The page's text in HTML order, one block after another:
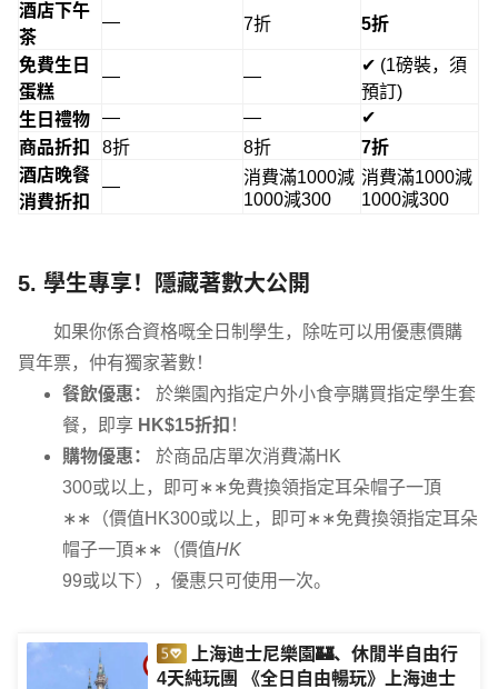
酒店下午
茶
— 7折 5折
免費生日
蛋糕
— —
✔ (1磅裝，須
預訂)
生日禮物
— —
✔
商品折扣
8折 8折
7折
酒店晚餐
消費折扣
— 消費滿1000減
1000減300
消費滿1000減
1000減300
5. 學生專享！隱藏著數大公開
如果你係合資格嘅全日制學生，除咗可以用優惠價購
買年票，仲有獨家著數！
餐飲優惠：
於樂園內指定戶外小食亭購買指定學生套
餐，即享 HK$15折扣 ！
購物優惠：
於商品店單次消費滿HK
300或以上，即可∗∗免費換領指定耳朵帽子一頂
∗∗（價值HK300或以上，即可∗∗免費換領指定耳朵
帽子一頂∗∗（價值HK
99或以下），優惠只可使用一次。
上海迪士尼樂園🏰、休閒半自由行
4天純玩團 《全日自由暢玩》上海迪士